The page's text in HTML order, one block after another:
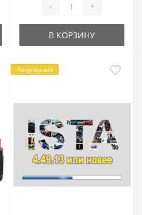
- +
В КОРЗИНУ
Популярный